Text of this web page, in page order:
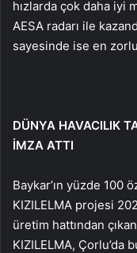
hızlarda çok daha iyi
AESA radarı ile
sayesinde ise en
DÜNYA HAVACILIK
İMZA ATTI
Baykar’ın yüzde 100
KIZILELMA projesi
üretim hattından
KIZILELMA, Çorlu’da